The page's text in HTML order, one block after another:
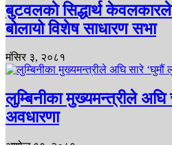
बुटवलकाे सिद्धार्थ
बोलायो विशेष साधारण सभा
मंसिर ३, २०८१
लुम्बिनीका मुख्यमन्त्रीले अघि
अवधारणा